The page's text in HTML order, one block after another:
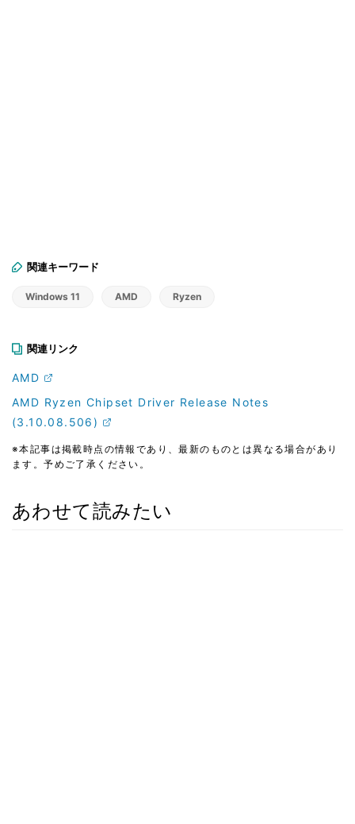
関連キーワード
Windows 11 AMD Ryzen
関連リンク
AMD
AMD Ryzen Chipset Driver Release Notes
(3.10.08.506)
※本記事は掲載時点の情報であり、最新のものとは異なる場合があり
ます。予めご了承ください。
あわせて読みたい